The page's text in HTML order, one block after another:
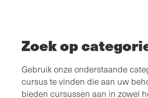
Zoek op
Gebruik onze onderstaande
cursus te vinden die aan uw
bieden cursussen aan in zowel